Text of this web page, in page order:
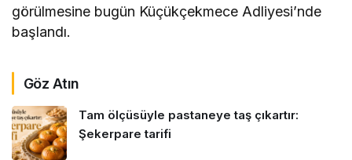
görülmesine bugün Küçükçekmece Adliyesi’nde
başlandı.
Göz Atın
Tam ölçüsüyle pastaneye taş çıkartır:
Şekerpare tarifi